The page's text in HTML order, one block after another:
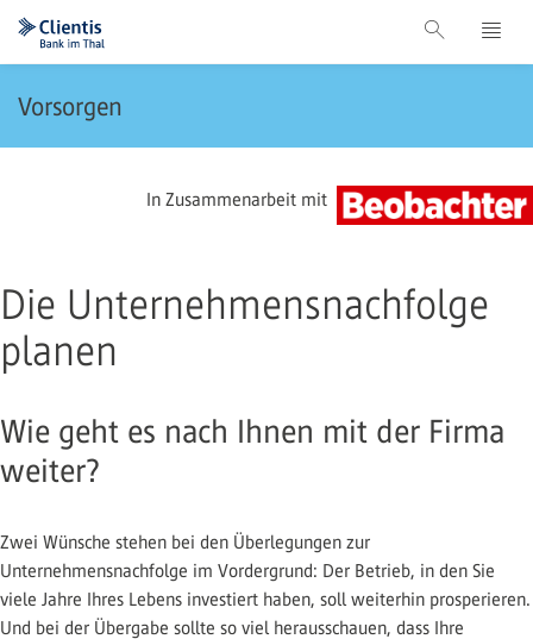
Vorsorgen
In Zusammenarbeit mit
Die Unternehmensnachfolge
planen
Wie geht es nach Ihnen mit der Firma
weiter?
Zwei Wünsche stehen bei den Überlegungen zur
Unternehmensnachfolge im Vordergrund: Der Betrieb, in den Sie
viele Jahre Ihres Lebens investiert haben, soll weiterhin prosperieren.
Und bei der Übergabe sollte so viel herausschauen, dass Ihre